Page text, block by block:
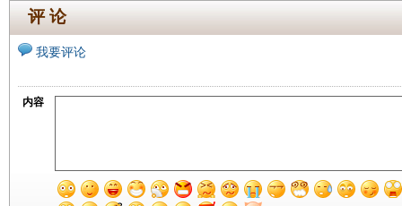
评 论
我要评论
内容